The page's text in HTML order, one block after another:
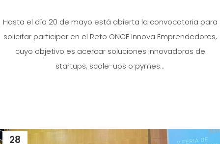
Hasta el día 20 de mayo está abierta la convocatoria para
solicitar participar en el Reto ONCE Innova Emprendedores,
cuyo objetivo es acercar soluciones innovadoras de
startups, scale-ups o pymes...
28